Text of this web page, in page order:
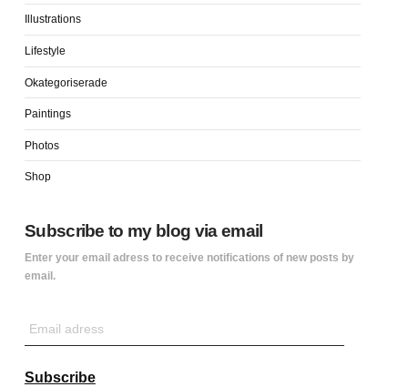
Illustrations
Lifestyle
Okategoriserade
Paintings
Photos
Shop
Subscribe to my blog via email
Enter your email adress to receive notifications of new posts by
email.
Subscribe